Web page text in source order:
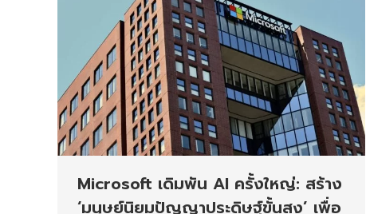
Microsoft เดิมพัน AI ครั้งใหญ่: สร้าง
‘มนุษย์นิยมปัญญาประดิษฐ์ขั้นสูง’ เพื่อ